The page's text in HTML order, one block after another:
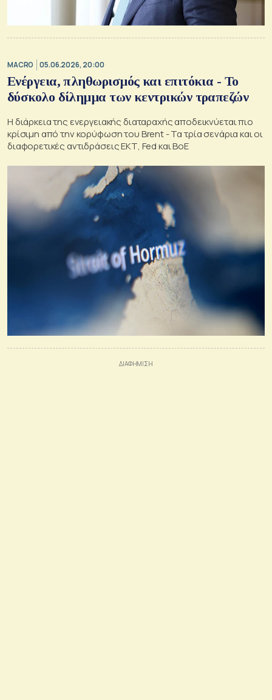
MACRO 05.06.2026, 20:00
Ενέργεια, πληθωρισμός και επιτόκια - Το
δύσκολο δίλημμα των κεντρικών τραπεζών
Η διάρκεια της ενεργειακής διαταραχής αποδεικνύεται πιο
κρίσιμη από την κορύφωση του Brent - Τα τρία σενάρια και οι
διαφορετικές αντιδράσεις ΕΚΤ, Fed και BoE